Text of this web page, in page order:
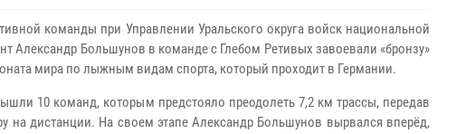
команды при Управлении Уральского округа войск национальной
Александр Большунов в команде с Глебом Ретивых завоевали «бронзу»
мира по лыжным видам спорта, который проходит в Германии.
10 команд, которым предстояло преодолеть 7,2 км трассы, передав
на дистанции. На своем этапе Александр Большунов вырвался вперёд,